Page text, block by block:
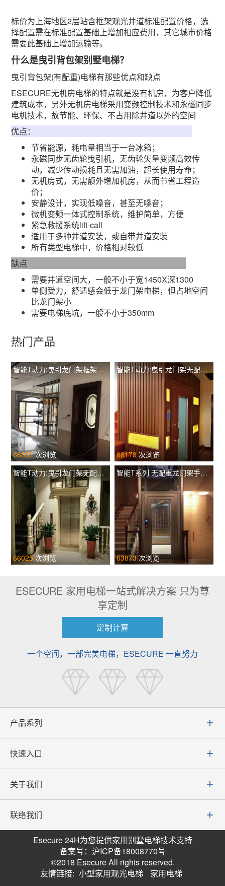
标价为上海地区2层站含框架观光井道标准配置价格，选
择配置需在标准配置基础上增加相应费用，其它城市价格
需要此基础上增加运输等。
什么是曳引背包架别墅电梯？
曳引背包架(有配重)电梯有那些优点和缺点
ESECURE无机房电梯的特点就是没有机房，为客户降低
建筑成本，另外无机房电梯采用变频控制技术和永磁同步
电机技术，故节能、环保、不占用除井道以外的空间
优点：
节省能源，耗电量相当于一台冰箱；
永磁同步无齿轮曳引机，无齿轮矢量变频高效传
动，减少传动损耗且无需加油，超长使用寿命；
无机房式，无需额外增加机房，从而节省工程造
价；
安静设计，实现低噪音，甚至无噪音；
微机变频一体式控制系统，维护简单，方便
紧急救援系统lift-call
适用于多种井道安装，或自带井道安装
所有类型电梯中，价格相对较低
缺点
需要井道空间大，一般不小于宽1450X深1300
单侧受力，舒适感会低于龙门架电梯，但占地空间
比龙门架小
需要电梯底坑，一般不小于350mm
热门产品
智能T动力:曳引龙门架框架观光有配重TIL-L T260
66867 次浏览
智能T动力:曳引龙门架无配重土建井道手动门 TIL-L T400
66178 次浏览
智能T动力:曳引龙门架无配重土建井道 TIL-L T320
66025 次浏览
智能T系列 无配重龙门架手动门 TIL-F T260
63873 次浏览
ESECURE 家用电梯一站式解决方案 只为尊
享定制
定制计算
一个空间，一部完美电梯，ESECURE 一直努力
产品系列
快速入口
关于我们
联络我们
Esecure 24H为您提供家用别墅电梯技术支持
备案号：沪ICP备18008770号
©2018 Esecure All rights reserved.
友情链接: 小型家用观光电梯 家用电梯